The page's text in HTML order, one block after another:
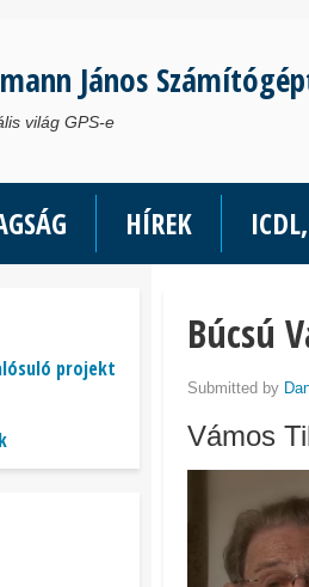
János
világ GPS-e
HÍREK
Búcsú
Submitted by
Vámos
projekt